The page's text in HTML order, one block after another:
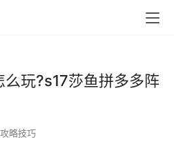
玩?s17莎鱼拼多多阵
攻略技巧